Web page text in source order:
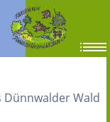
Dünnwalder Wald